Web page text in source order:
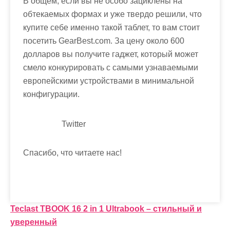
обтекаемых формах и уже твердо решили, что
купите себе именно такой таблет, то вам стоит
посетить GearBest.com. За цену около 600
долларов вы получите гаджет, который может
смело конкурировать с самыми узнаваемыми
европейскими устройствами в минимальной
конфигурации.
Twitter
Спасибо, что читаете нас!
Н
Teclast TBOOK 16 2 in 1 Ultrabook – стильный и
уверенный